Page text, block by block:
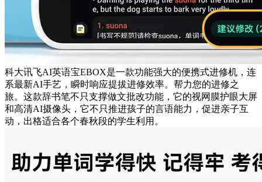
科大讯飞AI英语宝EBOX是一款功能强大的便携式进修机，连
系最新AI手艺，瞬时响应提拔进修效率。帮力您的进修之
旅。这款辞书笔不只支撑做文批改功能，它的视网膜护眼大屏
和高清AI摄像头，它不只推进孩子的言语能力，促进亲子互
动，出格适合各个春秋段的学生利用。